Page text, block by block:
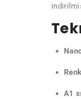
A1